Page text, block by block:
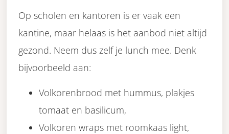
Op scholen en kantoren is er vaak een
kantine, maar helaas is het aanbod niet altijd
gezond. Neem dus zelf je lunch mee. Denk
bijvoorbeeld aan:
Volkorenbrood met hummus, plakjes
tomaat en basilicum,
Volkoren wraps met roomkaas light,